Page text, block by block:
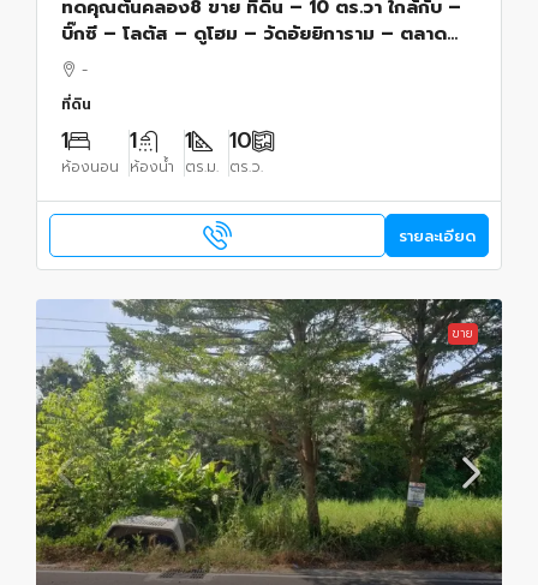
ทดคุณต้นคลอง8 ขาย ที่ดิน – 10 ตร.วา ใกล้กับ –
บิ๊กซี – โลตัส – ดูโฮม – วัดอัยยิการาม – ตลาด
ต้นไม้ คลอง 9 – โรงเรียนสารสาสน์วิเทศรังสิต
-
ที่ดิน
1
ห้องนอน
1
ห้องน้ำ
1
ตร.ม.
10
ตร.ว.
รายละเอียด
ขาย